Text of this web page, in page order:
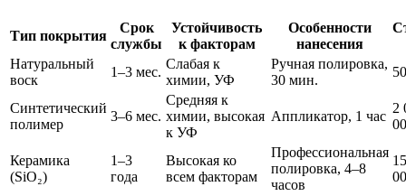
Тип покрытия
Срок
службы
Устойчивость
к факторам
Особенности
нанесения
Натуральный
воск
1–3 мес.
Слабая к
химии, УФ
Ручная полировка,
30 мин.
Синтетический
полимер
3–6 мес.
Средняя к
химии, высокая
к УФ
Аппликатор, 1 час
2
Керамика
(SiO₂)
1–3
года
Высокая ко
всем факторам
Профессиональная
полировка, 4–8
часов